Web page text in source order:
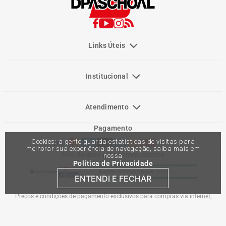
Cookies: a gente guarda estatísticas de visitas para
melhorar sua experiência de navegação, saiba mais em
nossa
Política de Privacidade
ENTENDI E FECHAR
Links Úteis
Institucional
Atendimento
Pagamento
Site Seguro e Reconhecimento
Preços e condições de pagamento exclusivos para compras via internet,